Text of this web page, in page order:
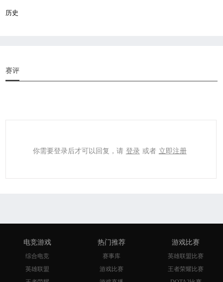
历史
赛评
你需要登录后才可以回复，请 登录 或者 立即注册
电竞游戏
综合电竞
英雄联盟
热门推荐
赛事库
游戏比赛
游戏比赛
英雄联盟比赛
王者荣耀比赛